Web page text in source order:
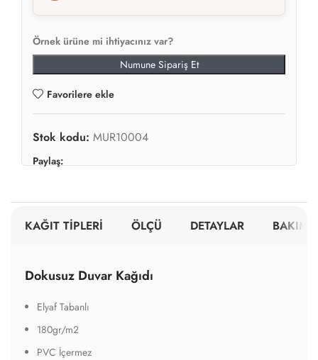
Örnek ürüne mi ihtiyacınız var?
Numune Sipariş Et
Favorilere ekle
Stok kodu: MUR10004
Paylaş:
KAĞIT TİPLERİ ÖLÇÜ DETAYLAR BAKIM
Dokusuz Duvar Kağıdı
Elyaf Tabanlı
180gr/m2
PVC İçermez